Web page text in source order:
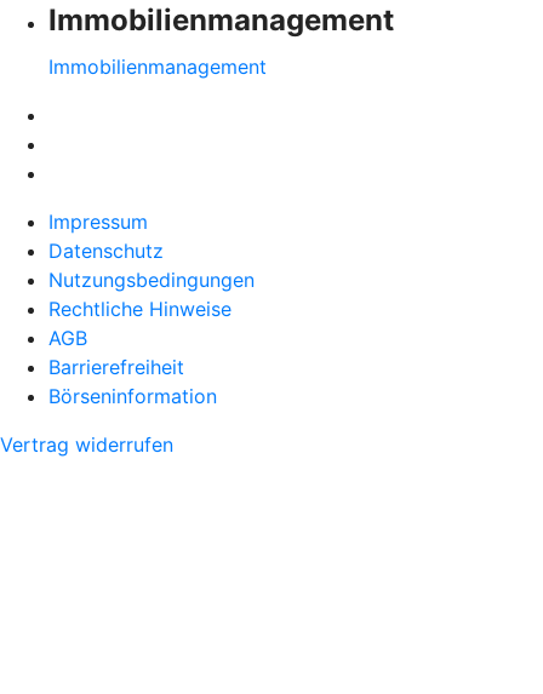
Immobilienmanagement
Immobilienmanagement
Impressum
Datenschutz
Nutzungsbedingungen
Rechtliche Hinweise
AGB
Barrierefreiheit
Börseninformation
Vertrag widerrufen